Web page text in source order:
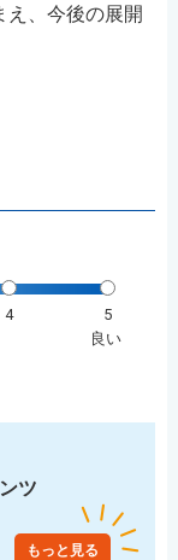
え、今後の展開
4
5
良い
ツ
もっと見る